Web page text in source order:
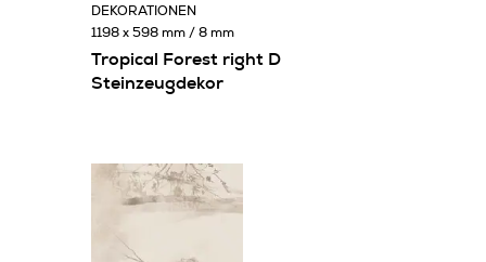
Tropical Forest right D
Steinzeugdekor
DEKORATIONEN
1198 x 598 mm / 8 mm